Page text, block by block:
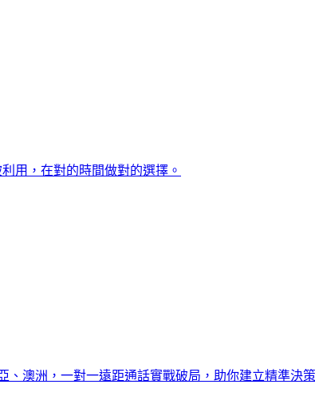
用，在對的時間做對的選擇。
澳洲，一對一遠距通話實戰破局，助你建立精準決策